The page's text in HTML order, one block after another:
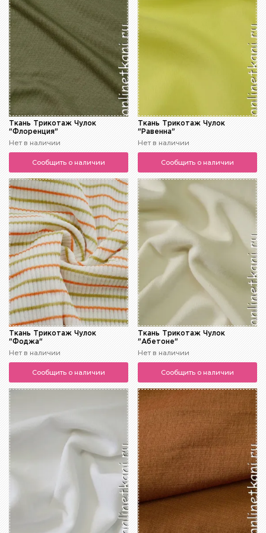
Ткань Трикотаж Чулок
"Флоренция"
Нет в наличии
Сообщить о наличии
Ткань Трикотаж Чулок
"Равенна"
Нет в наличии
Сообщить о наличии
Ткань Трикотаж Чулок
"Фоджа"
Нет в наличии
Сообщить о наличии
Ткань Трикотаж Чулок
"Абетоне"
Нет в наличии
Сообщить о наличии